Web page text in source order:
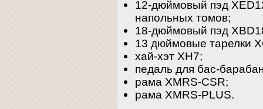
12-дюймовый пэд
напольных томов;
18-дюймовый пэд
13 дюймовые тарелки
хай-хэт XH7;
педаль для бас-
рама XMRS-CSR;
рама XMRS-PLUS.